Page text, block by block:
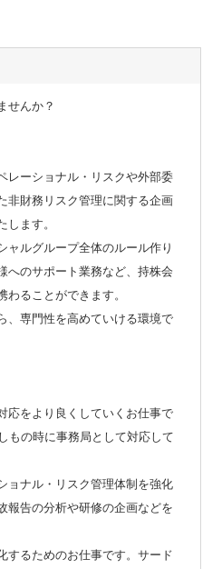
せんか？
レーショナル・リスクや外部委
非財務リスク管理に関する企画
します。
ャルグループ全体のルール作り
へのサポート業務など、持株会
ることができます。
、専門性を高めていける環境で
応をより良くしていくお仕事で
もの時に事務局として対応して
ョナル・リスク管理体制を強化
報告の分析や研修の企画などを
するためのお仕事です。サード